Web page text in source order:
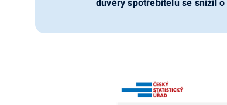
důvěry spotřebitelů se snížil